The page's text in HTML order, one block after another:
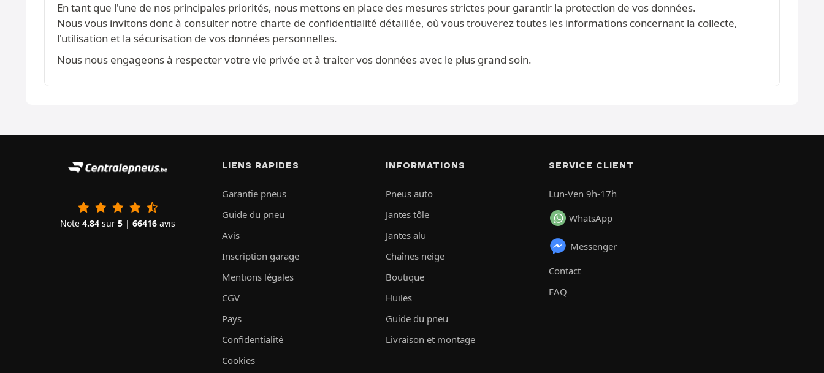
En tant que l'une de nos principales priorités, nous mettons en place des mesures strictes pour garantir la protection de vos données.
Nous vous invitons donc à consulter notre charte de confidentialité détaillée, où vous trouverez toutes les informations concernant la collecte,
l'utilisation et la sécurisation de vos données personnelles.
Nous nous engageons à respecter votre vie privée et à traiter vos données avec le plus grand soin.
Note 4.84 sur 5 | 66416 avis
LIENS RAPIDES
Garantie pneus
Guide du pneu
Avis
Inscription garage
Mentions légales
CGV
Pays
Confidentialité
Cookies
INFORMATIONS
Pneus auto
Jantes tôle
Jantes alu
Chaînes neige
Boutique
Huiles
Guide du pneu
Livraison et montage
SERVICE CLIENT
Lun-Ven 9h-17h
WhatsApp
Messenger
Contact
FAQ